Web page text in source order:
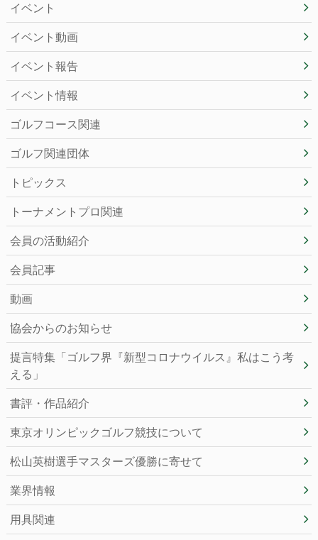
イベント
イベント動画
イベント報告
イベント情報
ゴルフコース関連
ゴルフ関連団体
トピックス
トーナメントプロ関連
会員の活動紹介
会員記事
動画
協会からのお知らせ
提言特集「ゴルフ界『新型コロナウイルス』私はこう考
える」
書評・作品紹介
東京オリンピックゴルフ競技について
松山英樹選手マスターズ優勝に寄せて
業界情報
用具関連